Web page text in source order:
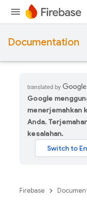
Documentation
Google
menerjemahkan
Anda.
kesalahan.
Firebase